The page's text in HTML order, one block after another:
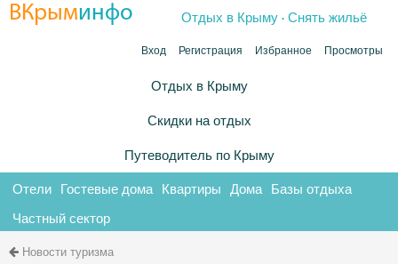
ВКрыминфо Отдых в Крыму .Снять жильё
Вход Регистрация Избранное Просмотры
Отдых в Крыму
Скидки на отдых
Путеводитель по Крыму
Отели Гостевые дома Квартиры Дома Базы отдыха
Частный сектор
Новости туризма